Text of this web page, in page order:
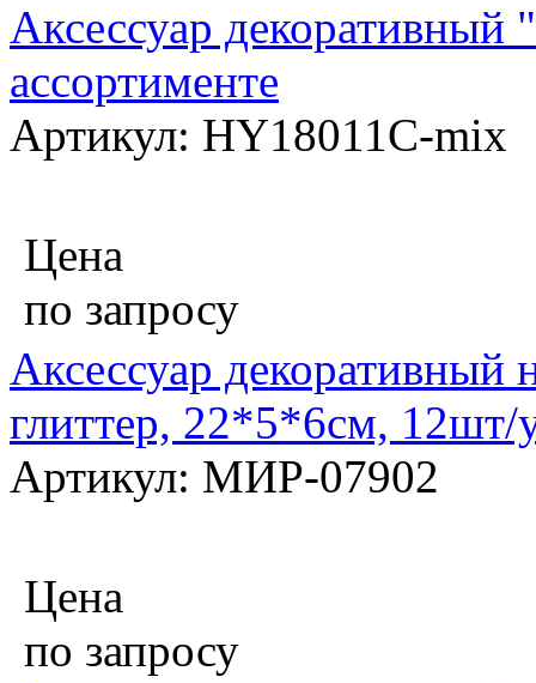
Аксессуар декоративный
ассортименте
Артикул: HY18011C-mix
Цена
по запросу
Аксессуар декоративный
глиттер, 22*5*6см,
Артикул: МИР-07902
Цена
по запросу